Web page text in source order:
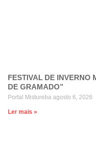
FESTIVAL DE INVERNO
DE GRAMADO”
Portal Mistureba agosto 6, 2026
Ler mais »